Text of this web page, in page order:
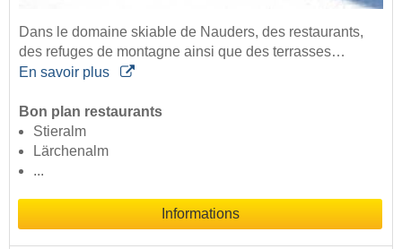
Dans le domaine skiable de Nauders, des restaurants,
des refuges de montagne ainsi que des terrasses…
En savoir plus
Bon plan restaurants
Stieralm
Lärchenalm
...
Informations